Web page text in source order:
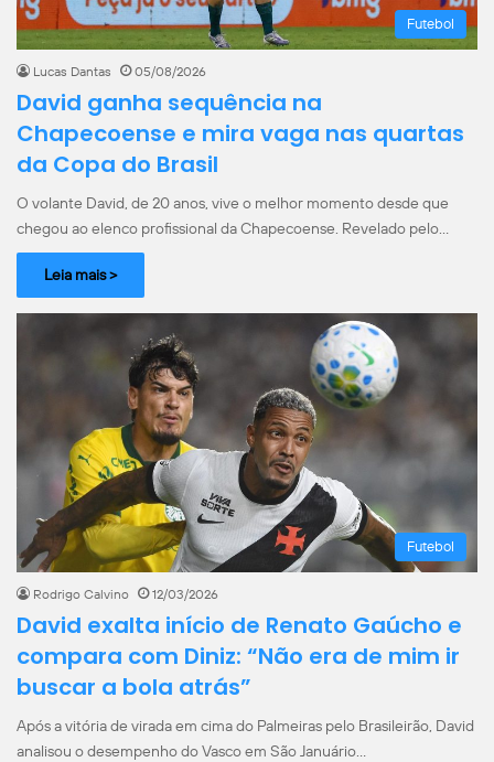
Futebol
Lucas Dantas 05/08/2026
David ganha sequência na
Chapecoense e mira vaga nas quartas
da Copa do Brasil
O volante David, de 20 anos, vive o melhor momento desde que
chegou ao elenco profissional da Chapecoense. Revelado pelo…
Leia mais >
Futebol
Rodrigo Calvino 12/03/2026
David exalta início de Renato Gaúcho e
compara com Diniz: “Não era de mim ir
buscar a bola atrás”
Após a vitória de virada em cima do Palmeiras pelo Brasileirão, David
analisou o desempenho do Vasco em São Januário…